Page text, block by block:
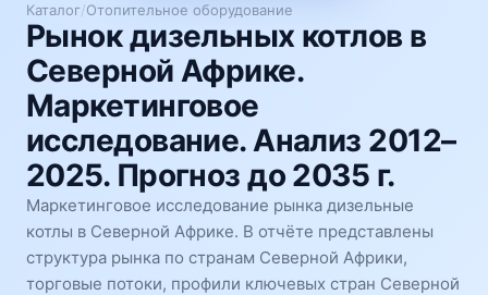
Каталог/Отопительное оборудование
Рынок дизельных котлов в
Северной Африке.
Маркетинговое
исследование. Анализ 2012–
2025. Прогноз до 2035 г.
Маркетинговое исследование рынка дизельные
котлы в Северной Африке. В отчёте представлены
структура рынка по странам Северной Африки,
торговые потоки, профили ключевых стран Северной